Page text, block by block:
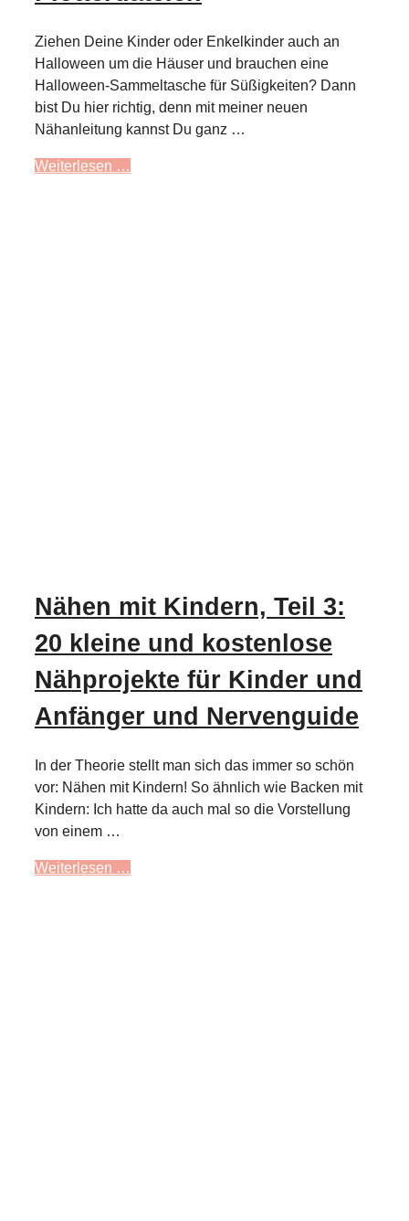
Ziehen Deine Kinder oder Enkelkinder auch an
Halloween um die Häuser und brauchen eine
Halloween-Sammeltasche für Süßigkeiten? Dann
bist Du hier richtig, denn mit meiner neuen
Nähanleitung kannst Du ganz …
Weiterlesen …
Nähen mit Kindern, Teil 3:
20 kleine und kostenlose
Nähprojekte für Kinder und
Anfänger und Nervenguide
In der Theorie stellt man sich das immer so schön
vor: Nähen mit Kindern! So ähnlich wie Backen mit
Kindern: Ich hatte da auch mal so die Vorstellung
von einem …
Weiterlesen …